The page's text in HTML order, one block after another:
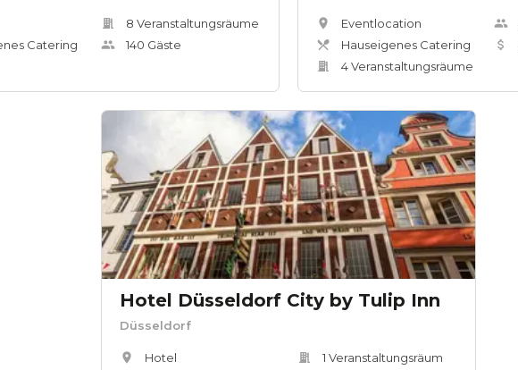
Catering
8 Veranstaltungsräume
140 Gäste
Eventlocation
Hauseigenes Catering
4Veranstaltungsräume
Hotel Düsseldorf City by Tulip Inn
Düsseldorf
Hotel
1 Veranstaltungsräum